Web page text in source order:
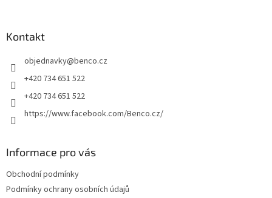
Kontakt
objednavky@benco.cz
+420 734 651 522
+420 734 651 522
https://www.facebook.com/Benco.cz/
Informace pro vás
Obchodní podmínky
Podmínky ochrany osobních údajů